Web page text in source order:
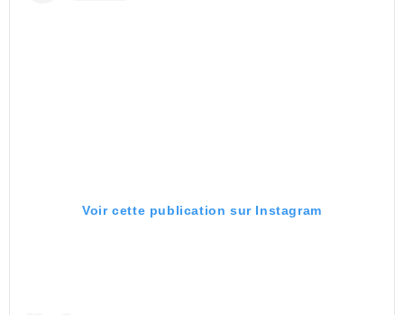
Voir cette publication sur Instagram